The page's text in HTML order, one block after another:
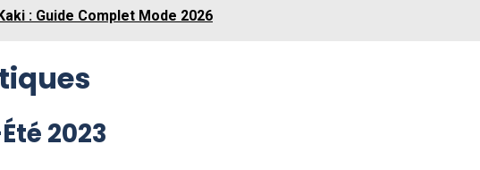
: Guide Complet Mode 2026
2023